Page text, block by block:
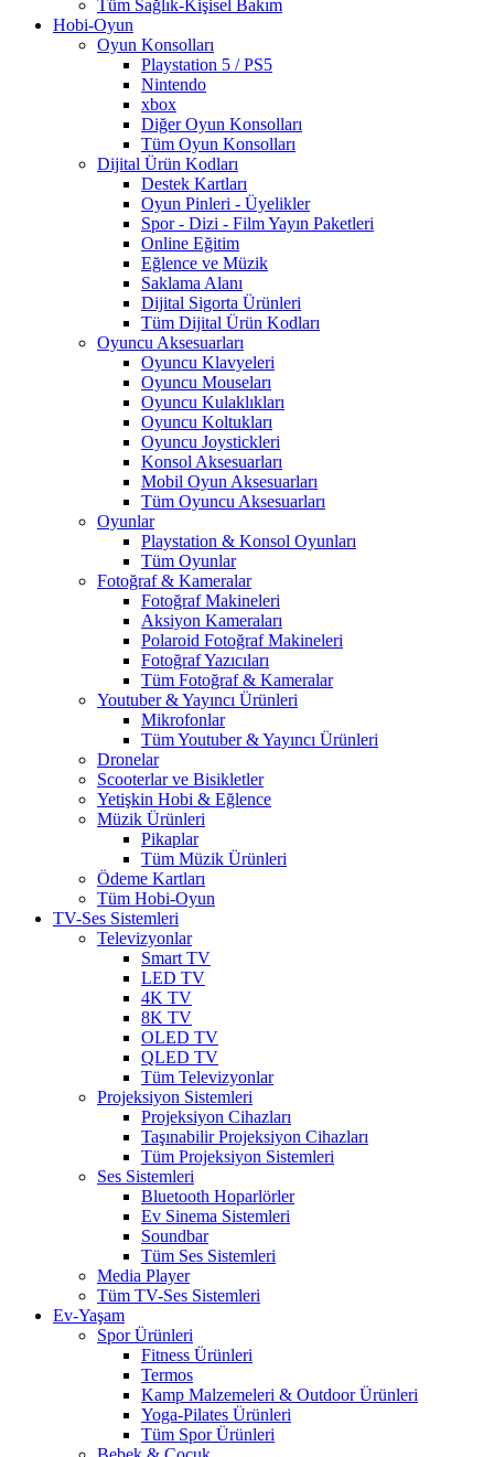
Tüm Sağlık-Kişisel Bakım
Hobi-Oyun
Oyun Konsolları
Playstation 5 / PS5
Nintendo
xbox
Diğer Oyun Konsolları
Tüm Oyun Konsolları
Dijital Ürün Kodları
Destek Kartları
Oyun Pinleri - Üyelikler
Spor - Dizi - Film Yayın Paketleri
Online Eğitim
Eğlence ve Müzik
Saklama Alanı
Dijital Sigorta Ürünleri
Tüm Dijital Ürün Kodları
Oyuncu Aksesuarları
Oyuncu Klavyeleri
Oyuncu Mouseları
Oyuncu Kulaklıkları
Oyuncu Koltukları
Oyuncu Joystickleri
Konsol Aksesuarları
Mobil Oyun Aksesuarları
Tüm Oyuncu Aksesuarları
Oyunlar
Playstation & Konsol Oyunları
Tüm Oyunlar
Fotoğraf & Kameralar
Fotoğraf Makineleri
Aksiyon Kameraları
Polaroid Fotoğraf Makineleri
Fotoğraf Yazıcıları
Tüm Fotoğraf & Kameralar
Youtuber & Yayıncı Ürünleri
Mikrofonlar
Tüm Youtuber & Yayıncı Ürünleri
Dronelar
Scooterlar ve Bisikletler
Yetişkin Hobi & Eğlence
Müzik Ürünleri
Pikaplar
Tüm Müzik Ürünleri
Ödeme Kartları
Tüm Hobi-Oyun
TV-Ses Sistemleri
Televizyonlar
Smart TV
LED TV
4K TV
8K TV
OLED TV
QLED TV
Tüm Televizyonlar
Projeksiyon Sistemleri
Projeksiyon Cihazları
Taşınabilir Projeksiyon Cihazları
Tüm Projeksiyon Sistemleri
Ses Sistemleri
Bluetooth Hoparlörler
Ev Sinema Sistemleri
Soundbar
Tüm Ses Sistemleri
Media Player
Tüm TV-Ses Sistemleri
Ev-Yaşam
Spor Ürünleri
Fitness Ürünleri
Termos
Kamp Malzemeleri & Outdoor Ürünleri
Yoga-Pilates Ürünleri
Tüm Spor Ürünleri